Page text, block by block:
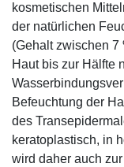
kosmetischen
der natürlichen
(Gehalt zwischen 7
Haut bis zur Hälfte
Befeuchtung der
des
keratoplastisch, in
wird daher auch